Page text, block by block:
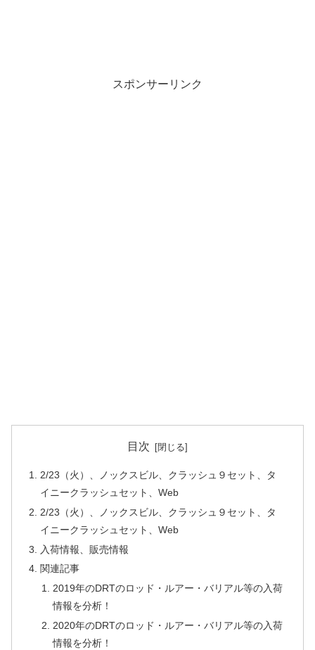
スポンサーリンク
目次
2/23（火）、ノックスビル、クラッシュ９セット、タ
イニークラッシュセット、Web
2/23（火）、ノックスビル、クラッシュ９セット、タ
イニークラッシュセット、Web
入荷情報、販売情報
関連記事
2019年のDRTのロッド・ルアー・バリアル等の入荷
情報を分析！
2020年のDRTのロッド・ルアー・バリアル等の入荷
情報を分析！